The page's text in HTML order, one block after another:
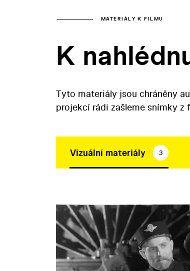
MATERIÁLY K FILMU
K
Tyto materiály jsou chráněny
projekcí rádi zašleme snímky z
Vizuální materiály 3